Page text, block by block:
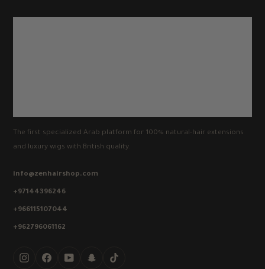
The first specialized Arab platform for 100% natural-hair extensions
and luxury wigs with British quality.
info@zenhairshop.com
+97144396246
+966115107044
+962796061162
InstagramFacebookYouTubeSnapchatTikTok